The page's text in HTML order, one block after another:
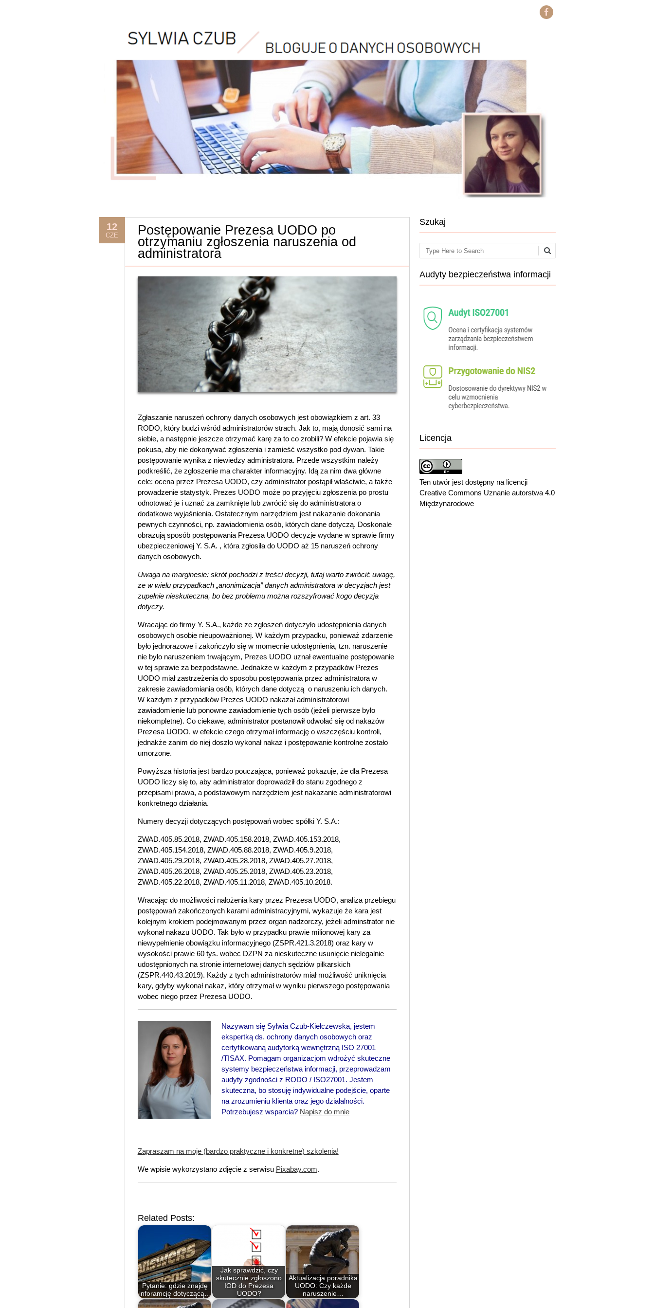
12
CZE
Postępowanie Prezesa UODO po
otrzymaniu zgłoszenia naruszenia od
administratora
Zgłaszanie naruszeń ochrony danych osobowych jest obowiązkiem z art. 33
RODO, który budzi wśród administratorów strach. Jak to, mają donosić sami na
siebie, a następnie jeszcze otrzymać karę za to co zrobili? W efekcie pojawia się
pokusa, aby nie dokonywać zgłoszenia i zamieść wszystko pod dywan. Takie
postępowanie wynika z niewiedzy administratora. Przede wszystkim należy
podkreślić, że zgłoszenie ma charakter informacyjny. Idą za nim dwa główne
cele: ocena przez Prezesa UODO, czy administrator postąpił właściwie, a także
prowadzenie statystyk. Prezes UODO może po przyjęciu zgłoszenia po prostu
odnotować je i uznać za zamknięte lub zwrócić się do administratora o
dodatkowe wyjaśnienia. Ostatecznym narzędziem jest nakazanie dokonania
pewnych czynności, np. zawiadomienia osób, których dane dotyczą. Doskonale
obrazują sposób postępowania Prezesa UODO decyzje wydane w sprawie firmy
ubezpieczeniowej Y. S.A. , która zgłosiła do UODO aż 15 naruszeń ochrony
danych osobowych.
Uwaga na marginesie: skrót pochodzi z treści decyzji, tutaj warto zwrócić uwagę,
ze w wielu przypadkach „anonimizacja” danych administratora w decyzjach jest
zupełnie nieskuteczna, bo bez problemu można rozszyfrować kogo decyzja
dotyczy.
Wracając do firmy Y. S.A., każde ze zgłoszeń dotyczyło udostępnienia danych
osobowych osobie nieupoważnionej. W każdym przypadku, ponieważ zdarzenie
było jednorazowe i zakończyło się w momecnie udostępnienia, tzn. naruszenie
nie było naruszeniem trwającym, Prezes UODO uznał ewentualne postępowanie
w tej sprawie za bezpodstawne. Jednakże w każdym z przypadków Prezes
UODO miał zastrzeżenia do sposobu postępowania przez administratora w
zakresie zawiadomiania osób, których dane dotyczą o naruszeniu ich danych.
W każdym z przypadków Prezes UODO nakazał administratorowi
zawiadomienie lub ponowne zawiadomienie tych osób (jeżeli pierwsze było
niekompletne). Co ciekawe, administrator postanowił odwołać się od nakazów
Prezesa UODO, w efekcie czego otrzymał informację o wszczęściu kontroli,
jednakże zanim do niej doszło wykonał nakaz i postępowanie kontrolne zostało
umorzone.
Powyższa historia jest bardzo pouczająca, ponieważ pokazuje, że dla Prezesa
UODO liczy się to, aby administrator doprowadził do stanu zgodnego z
przepisami prawa, a podstawowym narzędziem jest nakazanie administratorowi
konkretnego działania.
Numery decyzji dotyczących postępowań wobec spółki Y. S.A.:
ZWAD.405.85.2018, ZWAD.405.158.2018, ZWAD.405.153.2018,
ZWAD.405.154.2018, ZWAD.405.88.2018, ZWAD.405.9.2018,
ZWAD.405.29.2018, ZWAD.405.28.2018, ZWAD.405.27.2018,
ZWAD.405.26.2018, ZWAD.405.25.2018, ZWAD.405.23.2018,
ZWAD.405.22.2018, ZWAD.405.11.2018, ZWAD.405.10.2018.
Wracając do możliwości nałożenia kary przez Prezesa UODO, analiza przebiegu
postępowań zakończonych karami administracyjnymi, wykazuje że kara jest
kolejnym krokiem podejmowanym przez organ nadzorczy, jeżeli adminstrator nie
wykonał nakazu UODO. Tak było w przypadku prawie milionowej kary za
niewypełnienie obowiązku informacyjnego (ZSPR.421.3.2018) oraz kary w
wysokości prawie 60 tys. wobec DZPN za nieskuteczne usunięcie nielegalnie
udostępnionych na stronie internetowej danych sędziów piłkarskich
(ZSPR.440.43.2019). Każdy z tych administratorów miał możliwość uniknięcia
kary, gdyby wykonał nakaz, który otrzymał w wyniku pierwszego postępowania
wobec niego przez Prezesa UODO.
Nazywam się Sylwia Czub-Kiełczewska, jestem
ekspertką ds. ochrony danych osobowych oraz
certyfikowaną audytorką wewnętrzną ISO 27001
/TISAX. Pomagam organizacjom wdrożyć skuteczne
systemy bezpieczeństwa informacji, przeprowadzam
audyty zgodności z RODO / ISO27001. Jestem
skuteczna, bo stosuję indywidualne podejście, oparte
na zrozumieniu klienta oraz jego działalności.
Potrzebujesz wsparcia? Napisz do mnie
Zapraszam na moje (bardzo praktyczne i konkretne) szkolenia!
We wpisie wykorzystano zdjęcie z serwisu Pixabay.com.
Related Posts:
Pytanie: gdzie znajdę
inforamcję dotyczącą…
Jak sprawdzić, czy
skutecznie zgłoszono
IOD do Prezesa
UODO?
Aktualizacja poradnika
UODO: Czy każde
naruszenie…
Szukaj
Search
Audyty bezpieczeństwa informacji
Licencja
Ten utwór jest dostępny na licencji
Creative Commons Uznanie autorstwa 4.0
Międzynarodowe